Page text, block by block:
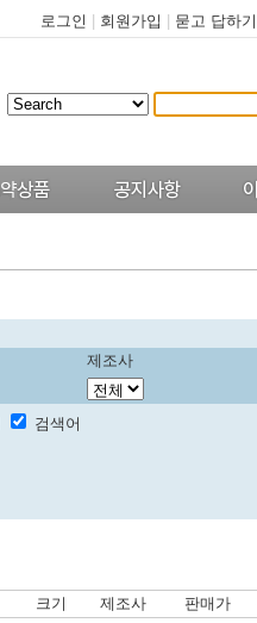
로그인 회원가입 묻고 답하기
제조사
검색어
크기 제조사 판매가